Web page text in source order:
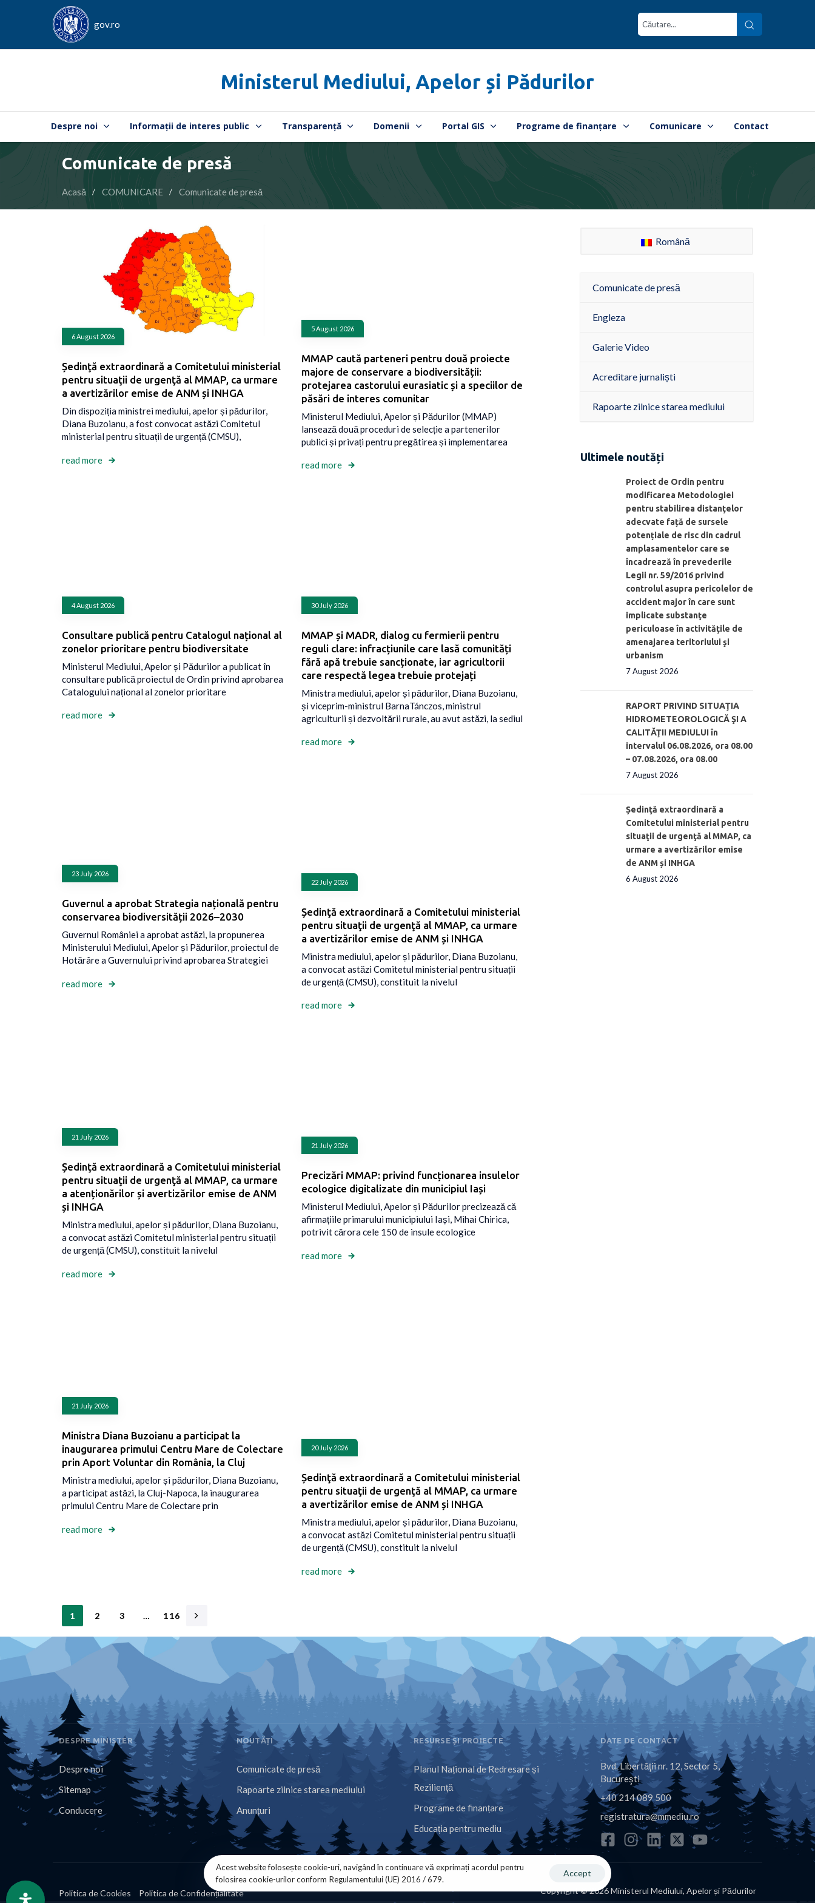
gov.ro
Ministerul Mediului, Apelor și Pădurilor
Despre noi Informații de interes public Transparență Domenii Portal GIS Programe de finanțare Comunicare Contact
Comunicate de presă
Acasă COMUNICARE Comunicate de presă
6 August 2026
Ședinţă extraordinară a Comitetului ministerial
pentru situaţii de urgenţă al MMAP, ca urmare
a avertizărilor emise de ANM și INHGA
Din dispoziția ministrei mediului, apelor și pădurilor,
Diana Buzoianu, a fost convocat astăzi Comitetul
ministerial pentru situații de urgență (CMSU),
read more
5 August 2026
MMAP caută parteneri pentru două proiecte
majore de conservare a biodiversității:
protejarea castorului eurasiatic și a speciilor de
păsări de interes comunitar
Ministerul Mediului, Apelor și Pădurilor (MMAP)
lansează două proceduri de selecție a partenerilor
publici și privați pentru pregătirea și implementarea
read more
4 August 2026
Consultare publică pentru Catalogul național al
zonelor prioritare pentru biodiversitate
Ministerul Mediului, Apelor și Pădurilor a publicat în
consultare publică proiectul de Ordin privind aprobarea
Catalogului național al zonelor prioritare
read more
30 July 2026
MMAP și MADR, dialog cu fermierii pentru
reguli clare: infracțiunile care lasă comunități
fără apă trebuie sancționate, iar agricultorii
care respectă legea trebuie protejați
Ministra mediului, apelor și pădurilor, Diana Buzoianu,
și viceprim-ministrul BarnaTánczos, ministrul
agriculturii și dezvoltării rurale, au avut astăzi, la sediul
read more
23 July 2026
Guvernul a aprobat Strategia națională pentru
conservarea biodiversității 2026–2030
Guvernul României a aprobat astăzi, la propunerea
Ministerului Mediului, Apelor și Pădurilor, proiectul de
Hotărâre a Guvernului privind aprobarea Strategiei
read more
22 July 2026
Ședinţă extraordinară a Comitetului ministerial
pentru situaţii de urgenţă al MMAP, ca urmare
a avertizărilor emise de ANM și INHGA
Ministra mediului, apelor și pădurilor, Diana Buzoianu,
a convocat astăzi Comitetul ministerial pentru situații
de urgență (CMSU), constituit la nivelul
read more
21 July 2026
Ședinţă extraordinară a Comitetului ministerial
pentru situaţii de urgenţă al MMAP, ca urmare
a atenționărilor și avertizărilor emise de ANM
și INHGA
Ministra mediului, apelor și pădurilor, Diana Buzoianu,
a convocat astăzi Comitetul ministerial pentru situații
de urgență (CMSU), constituit la nivelul
read more
21 July 2026
Precizări MMAP: privind funcționarea insulelor
ecologice digitalizate din municipiul Iași
Ministerul Mediului, Apelor și Pădurilor precizează că
afirmațiile primarului municipiului Iași, Mihai Chirica,
potrivit cărora cele 150 de insule ecologice
read more
21 July 2026
Ministra Diana Buzoianu a participat la
inaugurarea primului Centru Mare de Colectare
prin Aport Voluntar din România, la Cluj
Ministra mediului, apelor și pădurilor, Diana Buzoianu,
a participat astăzi, la Cluj-Napoca, la inaugurarea
primului Centru Mare de Colectare prin
read more
20 July 2026
Ședinţă extraordinară a Comitetului ministerial
pentru situaţii de urgenţă al MMAP, ca urmare
a avertizărilor emise de ANM și INHGA
Ministra mediului, apelor și pădurilor, Diana Buzoianu,
a convocat astăzi Comitetul ministerial pentru situații
de urgență (CMSU), constituit la nivelul
read more
1 2 3 … 116
Română
Comunicate de presă
Engleza
Galerie Video
Acreditare jurnaliști
Rapoarte zilnice starea mediului
Ultimele noutăți
Proiect de Ordin pentru
modificarea Metodologiei
pentru stabilirea distanţelor
adecvate față de sursele
potențiale de risc din cadrul
amplasamentelor care se
încadrează în prevederile
Legii nr. 59/2016 privind
controlul asupra pericolelor de
accident major în care sunt
implicate substanţe
periculoase în activităţile de
amenajarea teritoriului şi
urbanism
7 August 2026
RAPORT PRIVIND SITUAŢIA
HIDROMETEOROLOGICĂ ŞI A
CALITĂŢII MEDIULUI în
intervalul 06.08.2026, ora 08.00
– 07.08.2026, ora 08.00
7 August 2026
Ședinţă extraordinară a
Comitetului ministerial pentru
situaţii de urgenţă al MMAP, ca
urmare a avertizărilor emise
de ANM și INHGA
6 August 2026
DESPRE MINISTER
Despre noi
Sitemap
Conducere
NOUTĂȚI
Comunicate de presă
Rapoarte zilnice starea mediului
Anunțuri
RESURSE ȘI PROIECTE
Planul Național de Redresare și
Reziliență
Programe de finanțare
Educația pentru mediu
DATE DE CONTACT
Bvd. Libertăţii nr. 12, Sector 5,
Bucureşti
+40 214 089 500
registratura@mmediu.ro
Politica de Cookies Politica de Confidențialitate Copyright © 2026 Ministerul Mediului, Apelor și Pădurilor
Acest website folosește cookie-uri, navigând în continuare vă exprimați acordul pentru
folosirea cookie-urilor conform Regulamentului (UE) 2016 / 679.
Accept